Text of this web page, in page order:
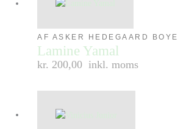
AF ASKER HEDEGAARD BOYE
Lamine Yamal
kr. 200,00 inkl. moms